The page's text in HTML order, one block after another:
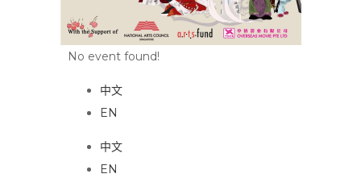
No event found!
中文
EN
中文
EN